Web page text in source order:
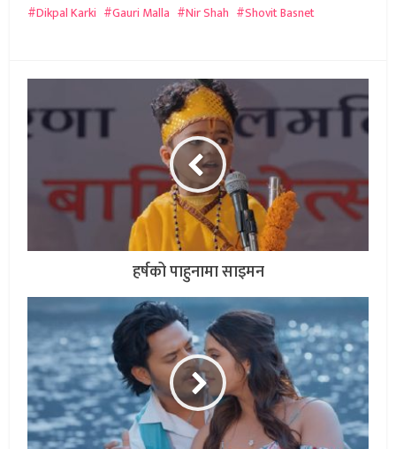
Dikpal Karki Gauri Malla Nir Shah Shovit Basnet
हर्षको पाहुनामा साइमन